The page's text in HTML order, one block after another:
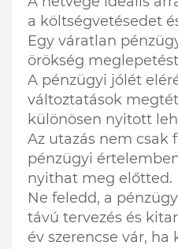
a költségvetésedet
Egy váratlan
örökség
A pénzügyi jólét
változtatások
különösen nyitott
Az utazás nem csak
pénzügyi
nyithat meg előtted.
Ne feledd, a
távú tervezés és
év szerencse vár, ha